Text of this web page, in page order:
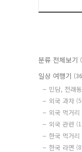
분류 전체보기
일상 여행기
민담, 전래
외국 과자
외국 먹거리
외국 관련
한국 먹거리
한국 라면